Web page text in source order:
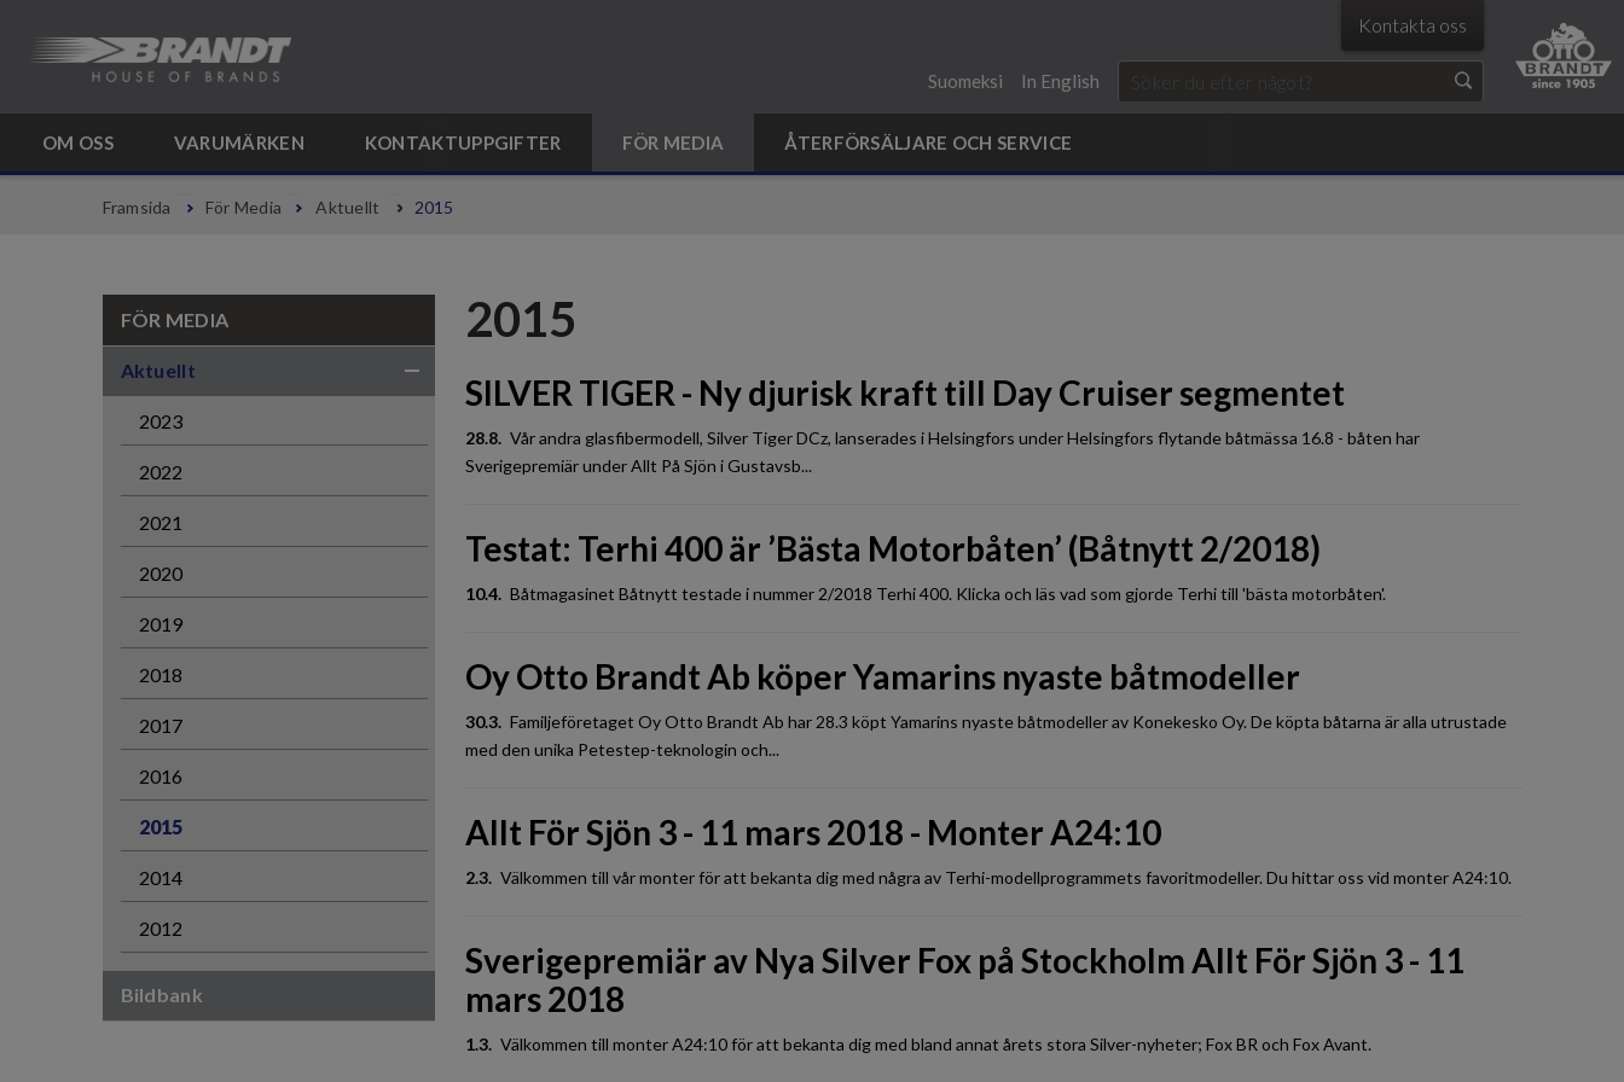
Kontakta oss
Suomeksi In English
OM OSS VARUMÄRKEN KONTAKTUPPGIFTER FÖR MEDIA ÅTERFÖRSÄLJARE OCH SERVICE
Framsida För Media Aktuellt 2015
2015
SILVER TIGER - Ny djurisk kraft till Day Cruiser segmentet
28.8. Vår andra glasfibermodell, Silver Tiger DCz, lanserades i Helsingfors under Helsingfors flytande båtmässa 16.8 - båten har
Sverigepremiär under Allt På Sjön i Gustavsb...
Testat: Terhi 400 är ’Bästa Motorbåten’ (Båtnytt 2/2018)
10.4. Båtmagasinet Båtnytt testade i nummer 2/2018 Terhi 400. Klicka och läs vad som gjorde Terhi till 'bästa motorbåten'.
Oy Otto Brandt Ab köper Yamarins nyaste båtmodeller
30.3. Familjeföretaget Oy Otto Brandt Ab har 28.3 köpt Yamarins nyaste båtmodeller av Konekesko Oy. De köpta båtarna är alla utrustade
med den unika Petestep-teknologin och...
Allt För Sjön 3 - 11 mars 2018 - Monter A24:10
2.3. Välkommen till vår monter för att bekanta dig med några av Terhi-modellprogrammets favoritmodeller. Du hittar oss vid monter A24:10.
Sverigepremiär av Nya Silver Fox på Stockholm Allt För Sjön 3 - 11
mars 2018
1.3. Välkommen till monter A24:10 för att bekanta dig med bland annat årets stora Silver-nyheter; Fox BR och Fox Avant.
FÖR MEDIA
Aktuellt
2023
2022
2021
2020
2019
2018
2017
2016
2015
2014
2012
Bildbank